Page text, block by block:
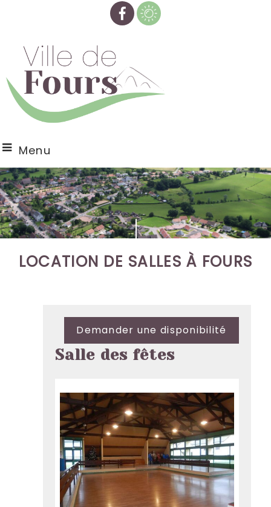
Menu
LOCATION DE SALLES À FOURS
Demander une disponibilité
Salle des fêtes